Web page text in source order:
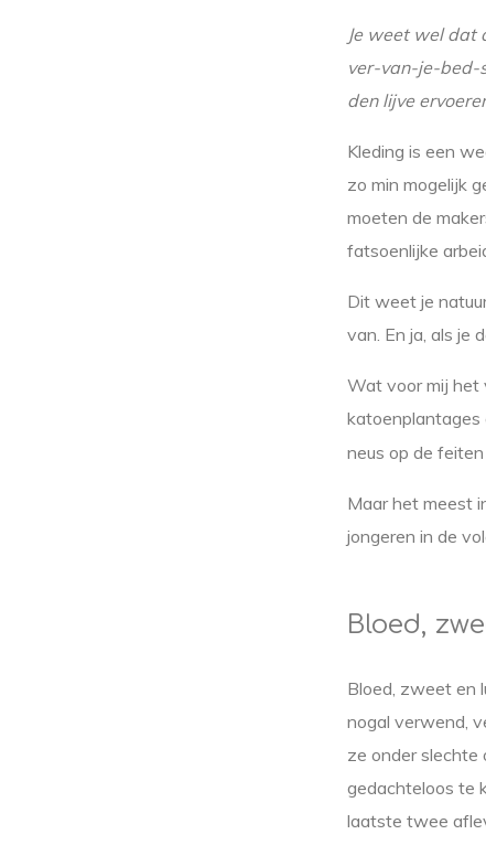
Je weet wel dat
ver-van-je-bed-
den lijve
Kleding is een
zo min mogelijk
moeten de
fatsoenlijke
Dit weet je
van. En ja, als je
Wat voor mij het
katoenplantages
neus op de
Maar het meest
jongeren in de
Bloed,
Bloed, zweet en
nogal verwend,
ze onder
gedachteloos te
laatste twee